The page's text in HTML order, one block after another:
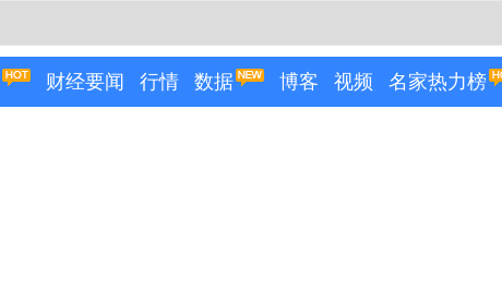
财经要闻 行情 数据 博客 视频 名家热力榜